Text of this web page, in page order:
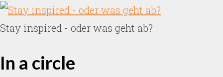
Stay inspired - oder was geht ab?
In a circle